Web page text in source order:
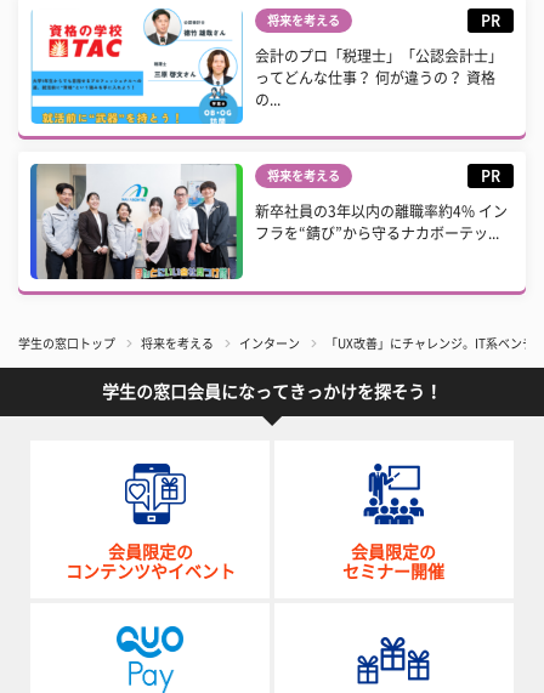
将来を考える PR
会計のプロ「税理士」「公認会計士」
ってどんな仕事？ 何が違うの？ 資格
の...
将来を考える PR
新卒社員の3年以内の離職率約4% イン
フラを“錆び”から守るナカボーテッ...
学生の窓口トップ 将来を考える インターン 「UX改善」にチャレンジ。IT系ベン
学生の窓口会員になってきっかけを探そう！
会員限定の
コンテンツやイベント
会員限定の
セミナー開催